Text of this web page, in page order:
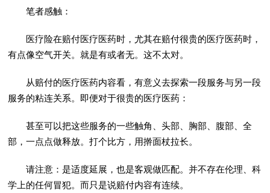
笔者感触：
医疗险在赔付医疗医药时，尤其在赔付很贵的医疗医药时，
有点像空气开关。就是有或者无。这不太对。
从赔付的医疗医药内容看，有意义去探索一段服务与另一段
服务的粘连关系。即便对于很贵的医疗医药：
甚至可以把这些服务的一些触角、头部、胸部、腹部、全
部，一点点做释放。打个比方，用擀面杖拉长。
请注意：是适度延展，也是客观做匹配。并不存在伦理、科
学上的任何冒犯。而只是说赔付内容有连续。